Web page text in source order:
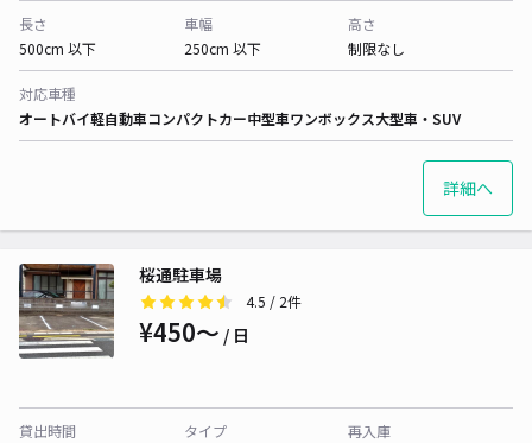
長さ
500cm 以下
車幅
250cm 以下
高さ
制限なし
対応車種
オートバイ軽自動車コンパクトカー中型車ワンボックス大型車・SUV
詳細へ
桜通駐車場
4.5 / 2件
¥450〜 / 日
貸出時間
タイプ
再入庫